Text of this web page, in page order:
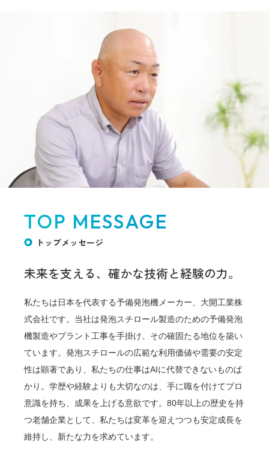
TOP MESSAGE
トップメッセージ
未来を支える、 確かな技術と経験の力。
私たちは日本を代表する予備発泡機メーカー、大開工業株
式会社です。当社は発泡スチロール製造のための予備発泡
機製造やプラント工事を手掛け、その確固たる地位を築い
ています。発泡スチロールの広範な利用価値や需要の安定
性は顕著であり、私たちの仕事はAIに代替できないものば
かり。学歴や経験よりも大切なのは、手に職を付けてプロ
意識を持ち、成果を上げる意欲です。80年以上の歴史を持
つ老舗企業として、私たちは変革を迎えつつも安定成長を
維持し、新たな力を求めています。